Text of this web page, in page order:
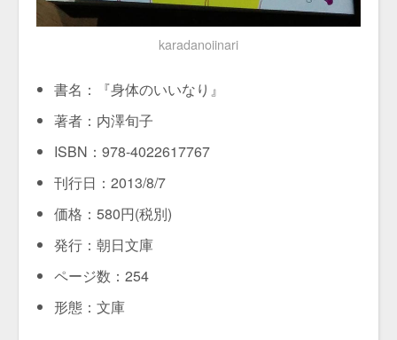
karadanoiinari
書名：『身体のいいなり』
著者：内澤旬子
ISBN：978-4022617767
刊行日：2013/8/7
価格：580円(税別)
発行：朝日文庫
ページ数：254
形態：文庫